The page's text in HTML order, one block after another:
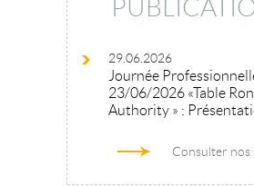
29.06.2026
Journée
23/06/2026 «Table
Authority » :
Consulter nos